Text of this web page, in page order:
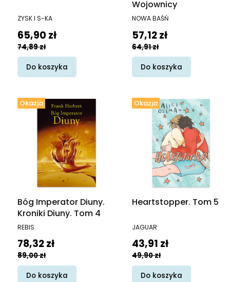
PRODUCENT
ZYSK I S-KA
Cena promocyjna
65,90 zł
74,89 zł
Do koszyka
Wojownicy
PRODUCENT
NOWA BAŚŃ
Cena promocyjna
57,12 zł
64,91 zł
Do koszyka
Okazja
Bóg Imperator Diuny.
Kroniki Diuny. Tom 4
PRODUCENT
REBIS
Cena promocyjna
78,32 zł
89,00 zł
Do koszyka
Okazja
Heartstopper. Tom 5
PRODUCENT
JAGUAR
Cena promocyjna
43,91 zł
49,90 zł
Do koszyka